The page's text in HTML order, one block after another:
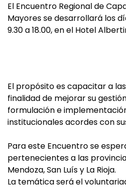
El Encuentro Regional de
Mayores se desarrollará los
9.30 a 18.00, en el Hotel
El propósito es capacitar a
finalidad de mejorar su
formulación e
institucionales acordes con
Para este Encuentro se
pertenecientes a las
Mendoza, San Luís y La Rioja.
La temática será el